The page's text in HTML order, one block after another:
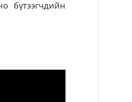
бүтээгчдийн